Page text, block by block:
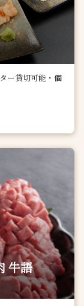
ー貸切可能・個
牛語